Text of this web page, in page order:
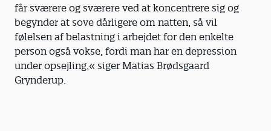
får sværere og sværere ved at koncentrere sig og
begynder at sove dårligere om natten, så vil
følelsen af belastning i arbejdet for den enkelte
person også vokse, fordi man har en depression
under opsejling,« siger Matias Brødsgaard
Grynderup.